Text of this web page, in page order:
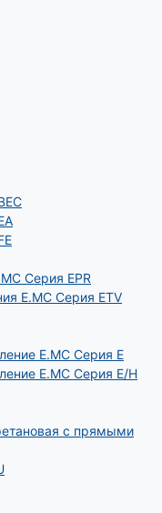
Серия EPR
E.MC Серия ETV
E.MC Серия E
E.MC Серия E/H
с прямыми